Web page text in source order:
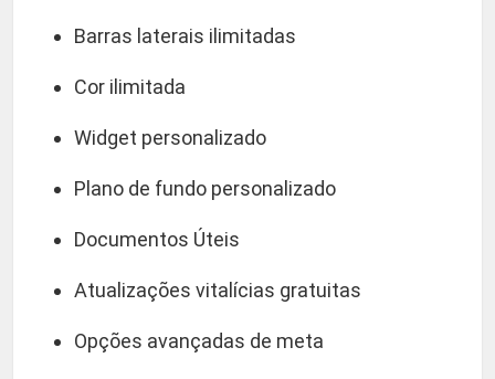
Barras laterais ilimitadas
Cor ilimitada
Widget personalizado
Plano de fundo personalizado
Documentos Úteis
Atualizações vitalícias gratuitas
Opções avançadas de meta